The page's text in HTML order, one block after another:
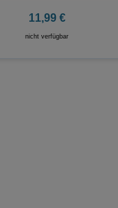
11,99 €
nicht verfügbar